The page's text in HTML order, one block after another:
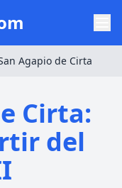
Agapio de Cirta
Cirta:
del